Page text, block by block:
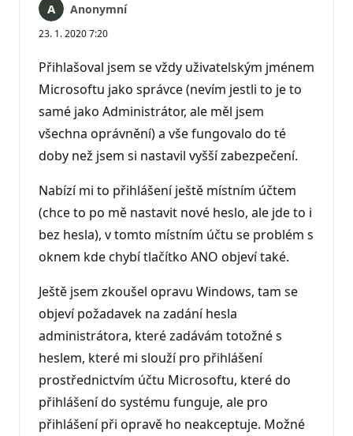
Anonymní
23. 1. 2020 7:20
Přihlašoval jsem se vždy uživatelským jménem
Microsoftu jako správce (nevím jestli to je to
samé jako Administrátor, ale měl jsem
všechna oprávnění) a vše fungovalo do té
doby než jsem si nastavil vyšší zabezpečení.
Nabízí mi to přihlášení ještě místním účtem
(chce to po mě nastavit nové heslo, ale jde to i
bez hesla), v tomto místním účtu se problém s
oknem kde chybí tlačítko ANO objeví také.
Ještě jsem zkoušel opravu Windows, tam se
objeví požadavek na zadání hesla
administrátora, které zadávám totožné s
heslem, které mi slouží pro přihlášení
prostřednictvím účtu Microsoftu, které do
přihlášení do systému funguje, ale pro
přihlášení při opravě ho neakceptuje. Možné